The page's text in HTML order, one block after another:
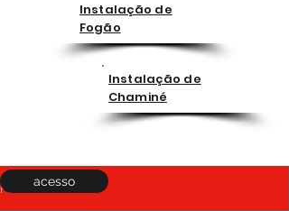
Instalação de
Fogão
Instalação de
Chaminé
Post acesso